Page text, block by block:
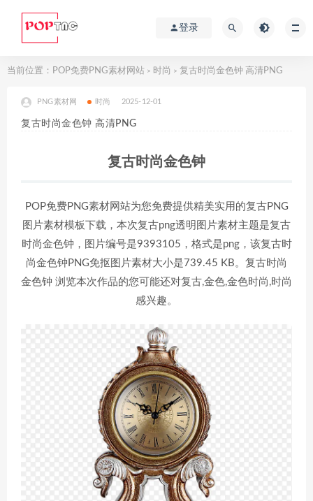
登录
当前位置： POP免费PNG素材网站 > 时尚 > 复古时尚金色钟 高清PNG
PNG素材网 时尚 2025-12-01
复古时尚金色钟 高清PNG
复古时尚金色钟
POP免费PNG素材网站为您免费提供精美实用的复古PNG
图片素材模板下载，本次复古png透明图片素材主题是复古
时尚金色钟，图片编号是9393105，格式是png，该复古时
尚金色钟PNG免抠图片素材大小是739.45 KB。复古时尚
金色钟 浏览本次作品的您可能还对复古,金色,金色时尚,时尚
感兴趣。